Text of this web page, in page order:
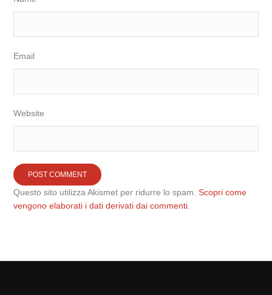
Email
Website
Questo sito utilizza Akismet per ridurre lo spam.Scopri come
vengono elaborati i dati derivati dai commenti